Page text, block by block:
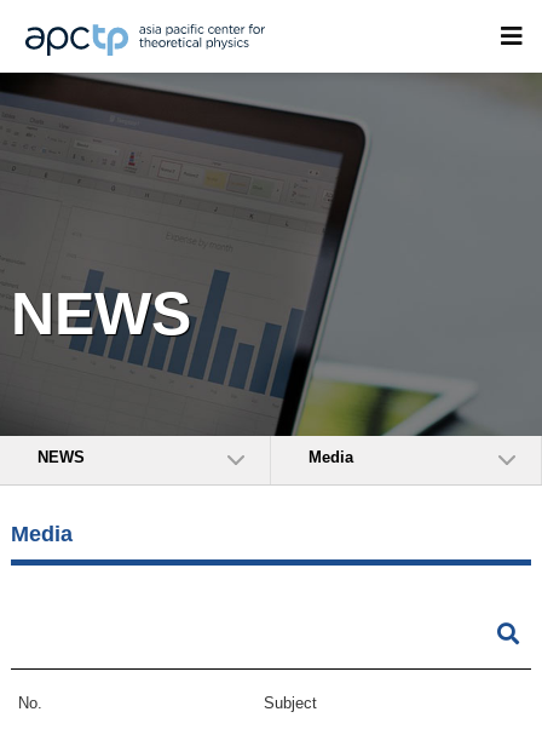
NEWS
NEWS Media
Media
No. Subject